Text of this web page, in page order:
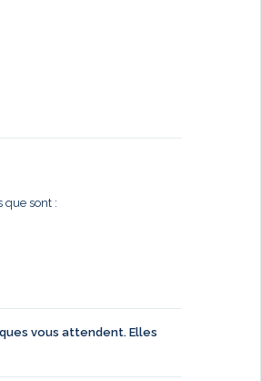
que sont :
vous attendent. Elles